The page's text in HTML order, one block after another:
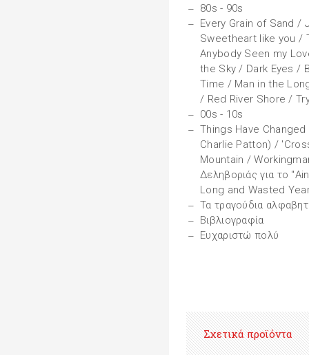
80s - 90s
Every Grain of Sand /
Sweetheart like you /
Anybody Seen my
the Sky / Dark Eyes /
Time / Man in the
/ Red River Shore /
00s - 10s
Things Have
Charlie Patton) /
Mountain /
Δεληβοριάς για το
Long and Wasted
Τα τραγούδια
Βιβλιογραφία
Ευχαριστώ πολύ
Σχετικά προϊόντα